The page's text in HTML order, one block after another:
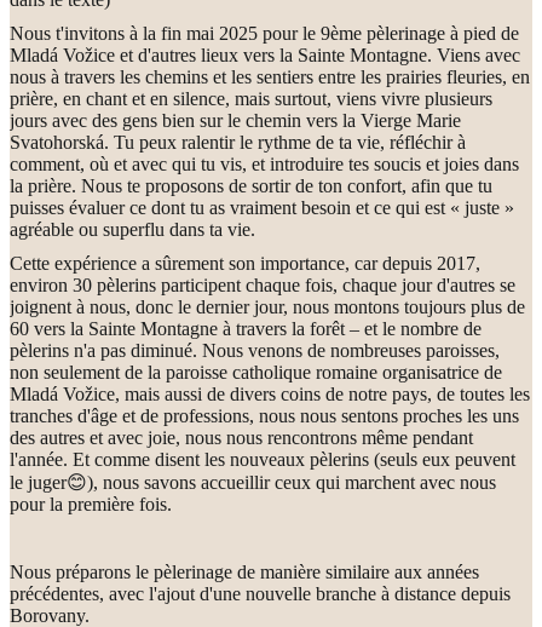
Nous t'invitons à la fin mai 2025 pour le 9ème pèlerinage à pied de
Mladá Vožice et d'autres lieux vers la Sainte Montagne. Viens avec
nous à travers les chemins et les sentiers entre les prairies fleuries, en
prière, en chant et en silence, mais surtout, viens vivre plusieurs
jours avec des gens bien sur le chemin vers la Vierge Marie
Svatohorská. Tu peux ralentir le rythme de ta vie, réfléchir à
comment, où et avec qui tu vis, et introduire tes soucis et joies dans
la prière. Nous te proposons de sortir de ton confort, afin que tu
puisses évaluer ce dont tu as vraiment besoin et ce qui est « juste »
agréable ou superflu dans ta vie.
Cette expérience a sûrement son importance, car depuis 2017,
environ 30 pèlerins participent chaque fois, chaque jour d'autres se
joignent à nous, donc le dernier jour, nous montons toujours plus de
60 vers la Sainte Montagne à travers la forêt – et le nombre de
pèlerins n'a pas diminué. Nous venons de nombreuses paroisses,
non seulement de la paroisse catholique romaine organisatrice de
Mladá Vožice, mais aussi de divers coins de notre pays, de toutes les
tranches d'âge et de professions, nous nous sentons proches les uns
des autres et avec joie, nous nous rencontrons même pendant
l'année. Et comme disent les nouveaux pèlerins (seuls eux peuvent
le juger😊), nous savons accueillir ceux qui marchent avec nous
pour la première fois.
Nous préparons le pèlerinage de manière similaire aux années
précédentes, avec l'ajout d'une nouvelle branche à distance depuis
Borovany.